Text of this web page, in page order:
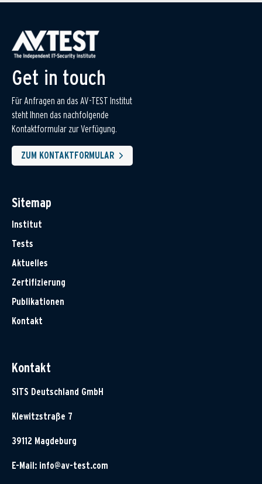
Get in touch
Für Anfragen an das AV-TEST Institut
steht Ihnen das nachfolgende
Kontaktformular zur Verfügung.
ZUM KONTAKTFORMULAR
Sitemap
Institut
Tests
Aktuelles
Zertifizierung
Publikationen
Kontakt
Kontakt
SITS Deutschland GmbH
Klewitzstraße 7
39112 Magdeburg
E-Mail: info@av-test.com